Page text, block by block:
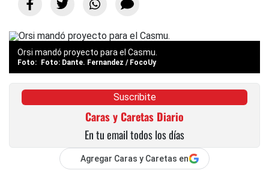
Orsi mandó proyecto para el Casmu.
Foto: Dante. Fernandez / FocoUy
Suscribite
Caras y Caretas Diario
En tu email todos los días
Agregar Caras y Caretas en